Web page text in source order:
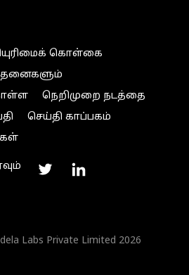
கொள்கை
நெறிமுறை நடத்தை
செய்தி காப்பகம்
Labs Private Limited 2026